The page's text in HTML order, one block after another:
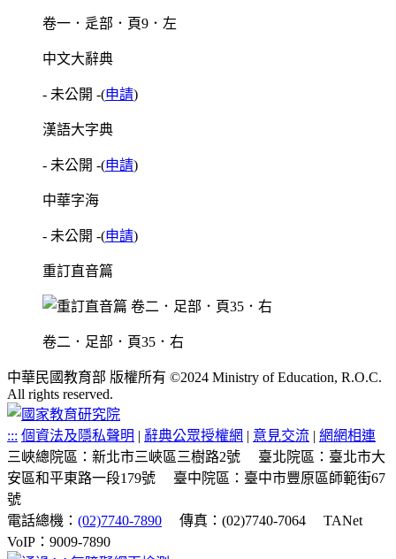
卷一．辵部．頁9．左
中文大辭典
- 未公開 -(申請)
漢語大字典
- 未公開 -(申請)
中華字海
- 未公開 -(申請)
重訂直音篇
卷二．足部．頁35．右
中華民國教育部 版權所有 ©2024 Ministry of Education, R.O.C.
All rights reserved.
::: 個資法及隱私聲明 | 辭典公眾授權網 | 意見交流 | 網網相連
三峽總院區：新北市三峽區三樹路2號
臺北院區：臺北市大
安區和平東路一段179號
臺中院區：臺中市豐原區師範街67
號
電話總機： (02)7740-7890 傳真：(02)7740-7064
TANet
VoIP：9009-7890